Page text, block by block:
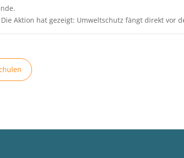
Aktion hat gezeigt: Umweltschutz fängt direkt vor